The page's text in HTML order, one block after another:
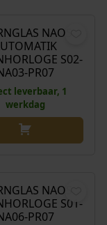
NAOS
S02-
PR07
leverbaar, 1
werkdag
NAOS
S01-
PR07